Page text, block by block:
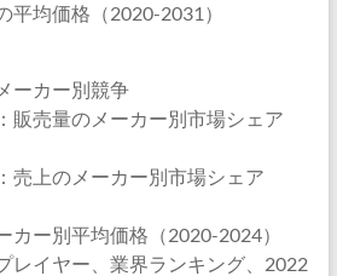
平均価格（2020-2031）
ーカー別競争
販売量のメーカー別市場シェア
売上のメーカー別市場シェア
カー別平均価格（2020-2024）
レイヤー、業界ランキング、2022